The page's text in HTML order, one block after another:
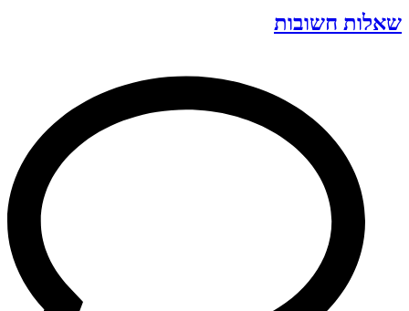
שאלות חשובות